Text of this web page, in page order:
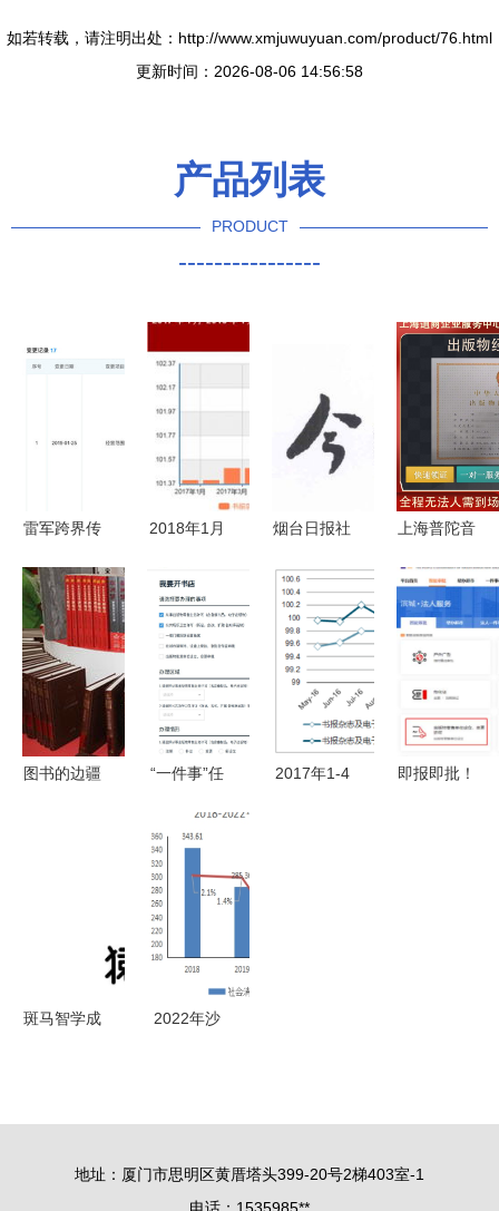
如若转载，请注明出处：http://www.xmjuwuyuan.com/product/76.html
更新时间：2026-08-06 14:56:58
产品列表
PRODUCT
----------------
雷军跨界传
山有意进军
餐饮业与电
子出版零售
2018年1月
出版物价格
同比上涨
2.3% 市场
趋势与消费
洞察
烟台日报社
查”协助图
书出版的背
后逻辑
上海普陀音
刊零售业务
设立的必备
条件解析
图书的边疆
“一件事”任
打造政务服
务“一件事
一次办”升
级版惠及电
子出版物零
2017年1-4
即报即批！
斑马智学成
2022年沙
地址：厦门市思明区黄厝塔头399-20号2梯403室-1